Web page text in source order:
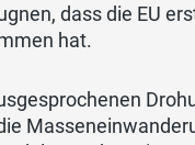
dass die EU
hat.